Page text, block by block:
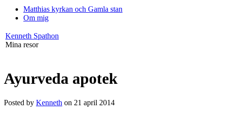
Matthias kyrkan och Gamla stan
Om mig
Kenneth Spathon
Mina resor
Ayurveda apotek
Posted by Kenneth on 21 april 2014